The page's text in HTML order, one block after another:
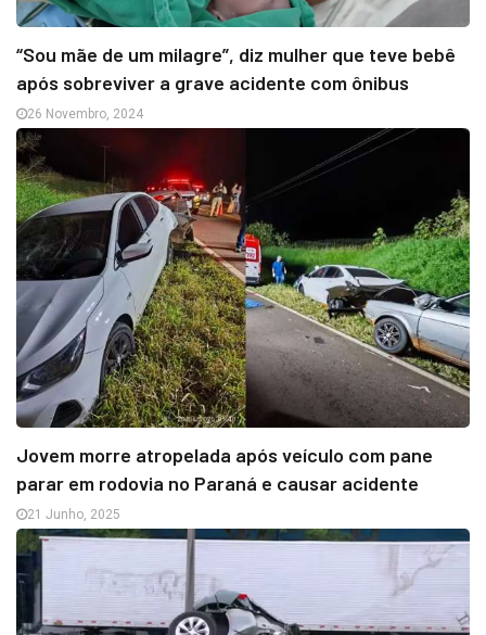
“Sou mãe de um milagre”, diz mulher que teve bebê
após sobreviver a grave acidente com ônibus
26 Novembro, 2024
Jovem morre atropelada após veículo com pane
parar em rodovia no Paraná e causar acidente
21 Junho, 2025